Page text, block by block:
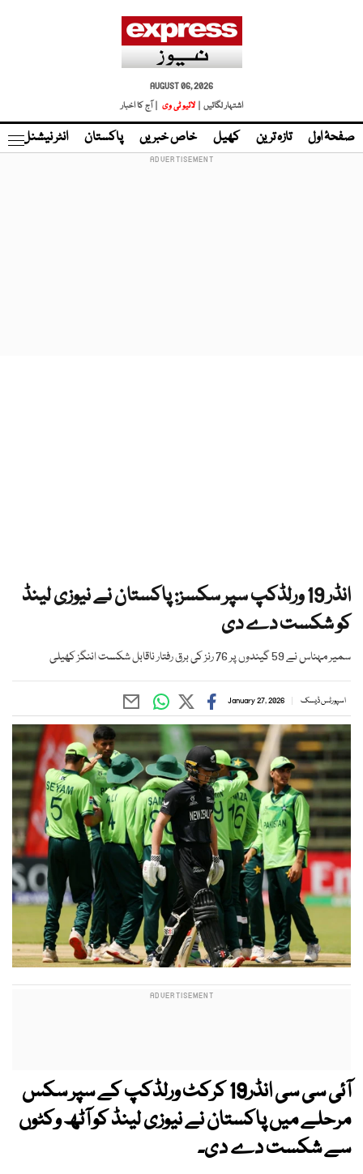
AUGUST 06, 2026
اشتہار لگائیں |
لائیو ٹی وی | آج کا اخبار
صفحۂ اول تازہ ترین کھیل خاص خبریں پاکستان انٹر نیشنل
انڈر 19 ورلڈکپ سپر سکسز: پاکستان نے نیوزی لینڈ
کو شکست دے دی
سمیر مہناس نے 59 گیندوں پر 76 رنز کی برق رفتار ناقابل شکست اننگز کھیلی
اسپورٹس ڈیسک January 27, 2026
آئی سی سی انڈر19 کرکٹ ورلڈکپ کے سپر سکس
مرحلے میں پاکستان نے نیوزی لینڈ کو آٹھ وکٹوں
سے شکست دے دی۔